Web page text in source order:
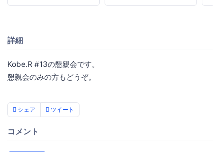
詳細
Kobe.R #13の懇親会です。
懇親会のみの方もどうぞ。
シェア ツイート
コメント